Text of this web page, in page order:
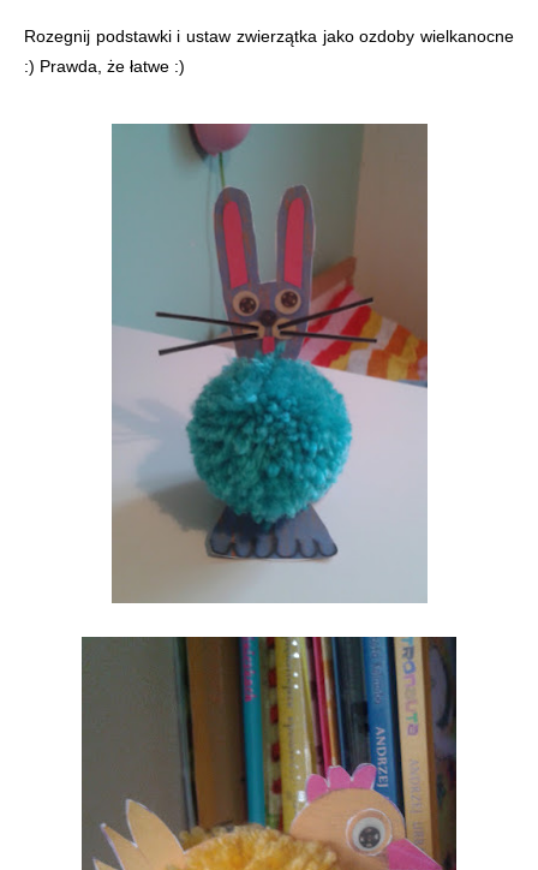
Rozegnij podstawki i ustaw zwierzątka jako ozdoby wielkanocne
:) Prawda, że łatwe :)